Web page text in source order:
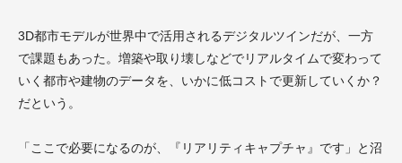
3D都市モデルが世界中で活用されるデジタルツインだが、一方
で課題もあった。増築や取り壊しなどでリアルタイムで変わって
いく都市や建物のデータを、いかに低コストで更新していくか？
だという。
「ここで必要になるのが、『リアリティキャプチャ』です」と沼